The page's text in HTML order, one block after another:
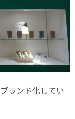
ランド化してい